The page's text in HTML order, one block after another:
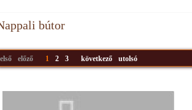
bútor
első előző 1 2 3 következő utolsó